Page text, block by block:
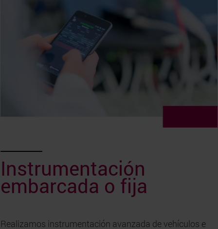
Instrumentación
embarcada o fija
Realizamos instrumentación avanzada de vehículos e